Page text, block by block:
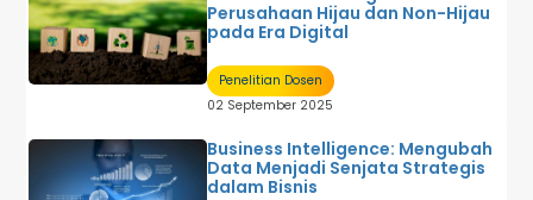
Perusahaan Hijau dan Non-Hijau
pada Era Digital
Penelitian Dosen
02 September 2025
Business Intelligence: Mengubah
Data Menjadi Senjata Strategis
dalam Bisnis